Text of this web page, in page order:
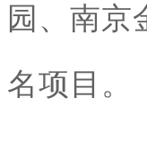
园、南京
名项目。